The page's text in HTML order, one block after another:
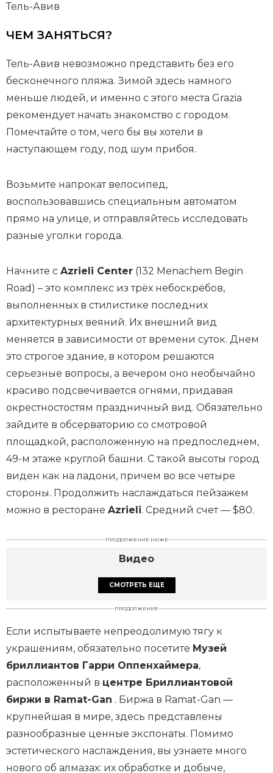
Тель-Авив
ЧЕМ ЗАНЯТЬСЯ?
Тель-Авив невозможно представить без его
бесконечного пляжа. Зимой здесь намного
меньше людей, и именно с этого места Grazia
рекомендует начать знакомство с городом.
Помечтайте о том, чего бы вы хотели в
наступающем году, под шум прибоя.
Возьмите напрокат велосипед,
воспользовавшись специальным автоматом
прямо на улице, и отправляйтесь исследовать
разные уголки города.
Начните с Azrieli Center (132 Menachem Begin
Road) – это комплекс из трёх небоскрёбов,
выполненных в стилистике последних
архитектурных веяний. Их внешний вид
меняется в зависимости от времени суток. Днем
это строгое здание, в котором решаются
серьезные вопросы, а вечером оно необычайно
красиво подсвечивается огнями, придавая
окрестностостям праздничный вид. Обязательно
зайдите в обсерваторию со смотровой
площадкой, расположенную на предпоследнем,
49-м этаже круглой башни. С такой высоты город
виден как на ладони, причем во все четыре
стороны. Продолжить наслаждаться пейзажем
можно в ресторане Azrieli. Средний счет — $80.
ПРОДОЛЖЕНИЕ НИЖЕ
Видео
СМОТРЕТЬ ЕЩЕ
ПРОДОЛЖЕНИЕ
Если испытываете непреодолимую тягу к
украшениям, обязательно посетите Музей
бриллиантов Гарри Оппенхаймера,
расположенный в центре Бриллиантовой
биржи в Ramat-Gan . Биржа в Ramat-Gan —
крупнейшая в мире, здесь представлены
разнообразные ценные экспонаты. Помимо
эстетического наслаждения, вы узнаете много
нового об алмазах: их обработке и добыче,